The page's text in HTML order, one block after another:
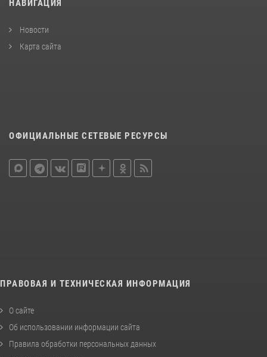
НАВИГАЦИЯ
Новости
Карта сайта
ОФИЦИАЛЬНЫЕ СЕТЕВЫЕ РЕСУРСЫ
ПРАВОВАЯ И ТЕХНИЧЕСКАЯ ИНФОРМАЦИЯ
О сайте
Об использовании информации сайта
Правила обработки персональных данных